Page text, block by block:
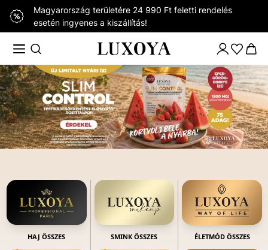
Magyarország területére 24 990 Ft feletti rendelés
esetén ingyenes a kiszállítás!
HAJ ÖSSZES SMINK ÖSSZES ÉLETMÓD ÖSSZES